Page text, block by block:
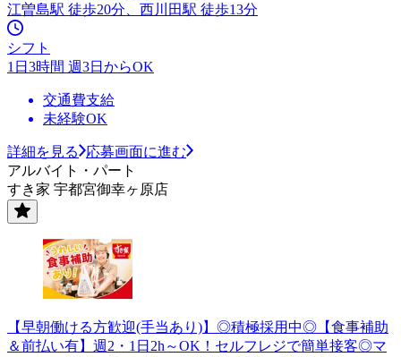
江曽島駅 徒歩20分、西川田駅 徒歩13分
シフト
1日3時間 週3日からOK
交通費支給
未経験OK
詳細を見る
応募画面に進む
アルバイト・パート
すき家 宇都宮御幸ヶ原店
【早朝働ける方歓迎(手当あり)】◎積極採用中◎【食事補助
＆前払い有】週2・1日2h～OK！セルフレジで簡単接客◎マ